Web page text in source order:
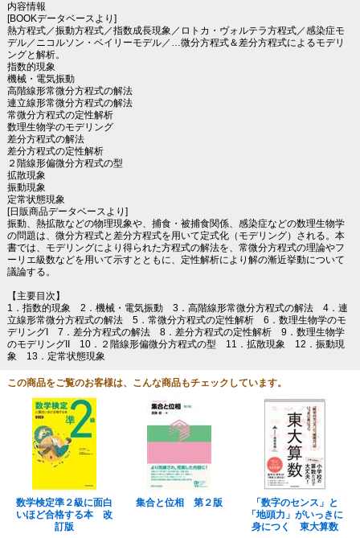
内容情報
[BOOKデータベースより]
熱方程式／振動方程式／指数成長現象／ロトカ・ヴォルテラ方程式／感染症モ
デル／ニコルソン・ベイリーモデル／…微分方程式＆差分方程式によるモデリ
ングと解析。
指数的現象
機械・電気振動
高階線形常微分方程式の解法
連立線形常微分方程式の解法
常微分方程式の定性解析
数理生物学のモデリング
差分方程式の解法
差分方程式の定性解析
２階線形偏微分方程式の型
拡散現象
振動現象
定常状態現象
[日販商品データベースより]
振動、熱拡散などの物理現象や、捕食・被捕食関係、感染症などの数理生物学
の問題は、微分方程式と差分方程式を用いて定式化（モデリング）される。本
書では、モデリングにより得られた方程式の解法を、常微分方程式の理論やフ
ーリエ級数などを用いて示すとともに、定性解析により解の漸近挙動について
議論する。
【主要目次】
1．指数的現象 2．機械・電気振動 3．高階線形常微分方程式の解法 4．連
立線形常微分方程式の解法 5．常微分方程式の定性解析 6．数理生物学のモ
デリングI 7．差分方程式の解法 8．差分方程式の定性解析 9．数理生物学
のモデリングII 10．２階線形偏微分方程式の型 11．拡散現象 12．振動現
象 13．定常状態現象
この商品をご覧のお客様は、こんな商品もチェックしています。
数学検定準２級に面白
いほど合格する本 改
訂版
集合と位相 第２版
「数字のセンス」と
「地頭力」がいっきに
身につく 東大算数